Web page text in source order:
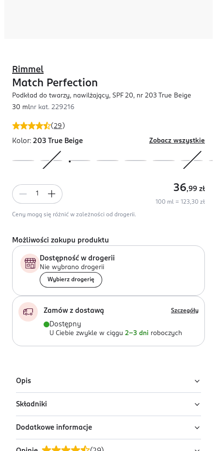
(29 )
Rimmel
Match Perfection
Podkład do twarzy, nawilżający, SPF 20, nr 203 True Beige
30 mlnr kat. 229216
Kolor: 203 True Beige Zobacz wszystkie
36,99 zł
100 ml = 123,30 zł
Ceny mogą się różnić w zależności od drogerii.
Możliwości zakupu produktu
Dostępność w drogerii
Nie wybrano drogerii
Wybierz drogerię
Zamów z dostawą Szczegóły
Dostępny
U Ciebie zwykle w ciągu 2-3 dni roboczych
Opis
Kryjący podkład do twarzy Rimmel Match Perfection w
odcieniu True Beige to niewidzialny, korygujący
niedoskonałości podkład, który widocznie udoskonala
skórę i nadaje jej zdrowy wygląd.
Składniki
Aqua/Water/Eau, Cera Alba/Beeswax/Cire D'Abeille,
Ammonium Acrylates Copolymer, Propylene Glycol,
Dodatkowe informacje